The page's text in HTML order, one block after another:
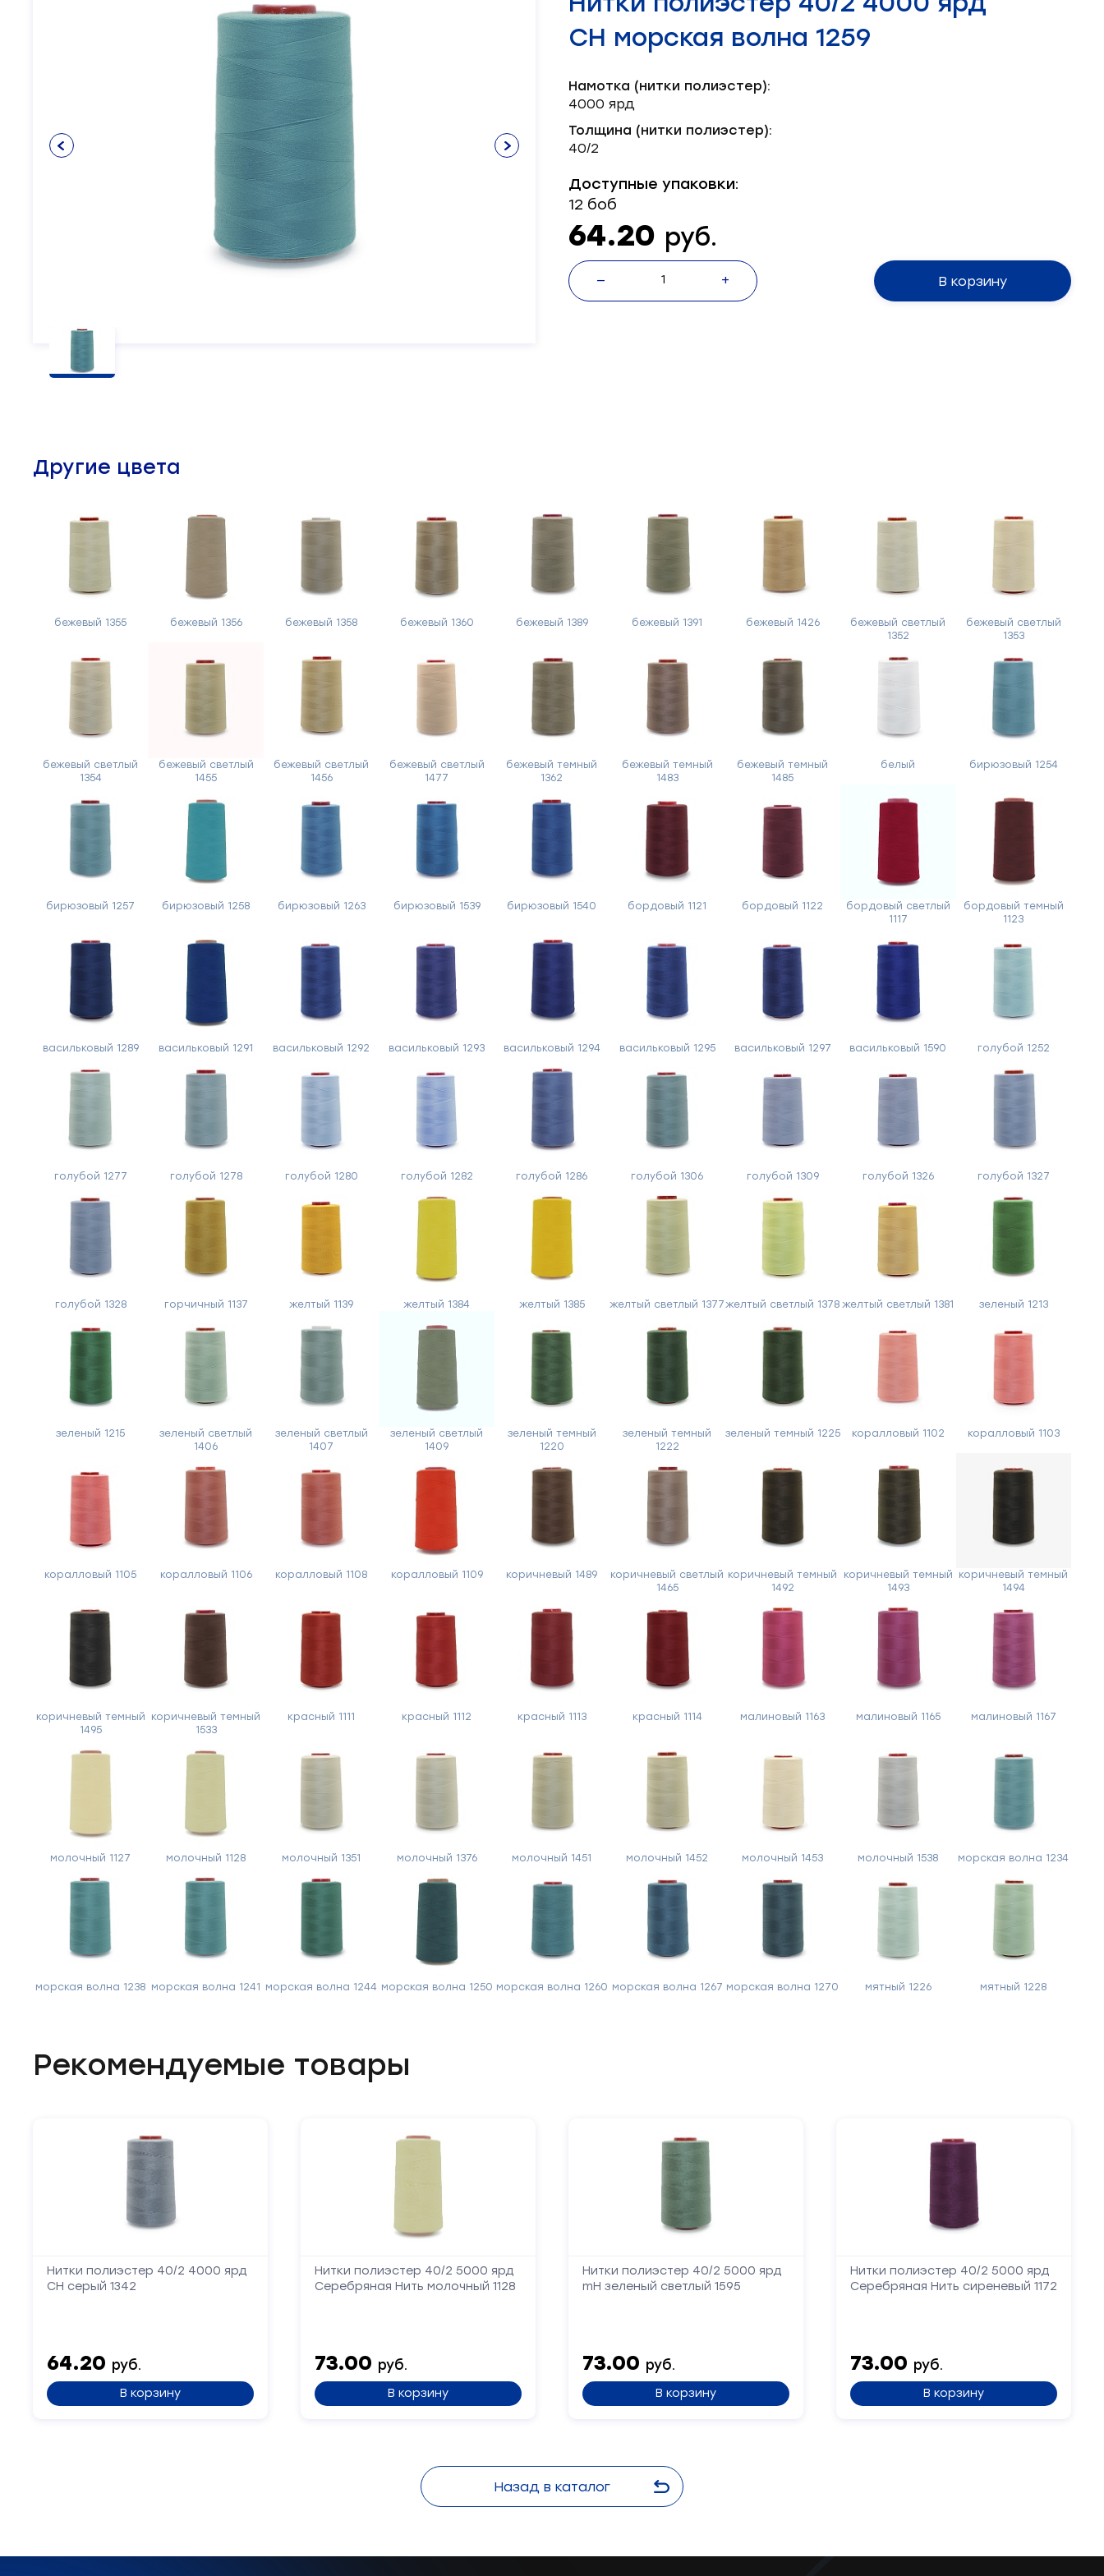
Нитки швейные
Лента декоративная
Паты
Пукля
12
5
Клеевые и прокладочные
5
Косая бейка
6
Прикладные материалы
Утеплители и наполнители
Запчасти для швейного
Серводвигатель
Смазка
Запчасти: иглы 3
Нетканые материалы
Установочное оборудование
СН морская волна 1259
Намотка (нитки полиэстер):
4000 ярд
Толщина (нитки полиэстер):
40/2
Доступные упаковки:
12 боб
64.20 руб.
— + В корзину
Другие цвета
бежевый 1355 бежевый 1356 бежевый 1358 бежевый 1360 бежевый 1389 бежевый 1391 бежевый 1426
бежевый светлый
1352
бежевый светлый
1353
бежевый светлый
1354
бежевый светлый
1455
бежевый светлый
1456
бежевый светлый
1477
бежевый темный
1362
бежевый темный
1483
бежевый темный
1485
белый бирюзовый 1254
бирюзовый 1257 бирюзовый 1258 бирюзовый 1263 бирюзовый 1539 бирюзовый 1540 бордовый 1121 бордовый 1122
бордовый светлый
1117
бордовый темный
1123
васильковый 1289 васильковый 1291 васильковый 1292 васильковый 1293 васильковый 1294 васильковый 1295 васильковый 1297 васильковый 1590 голубой 1252
голубой 1277 голубой 1278 голубой 1280 голубой 1282 голубой 1286 голубой 1306 голубой 1309 голубой 1326 голубой 1327
голубой 1328 горчичный 1137 желтый 1139 желтый 1384 желтый 1385 желтый светлый 1377желтый светлый 1378 желтый светлый 1381 зеленый 1213
зеленый 1215
зеленый светлый
1406
зеленый светлый
1407
зеленый светлый
1409
зеленый темный
1220
зеленый темный
1222
зеленый темный 1225 коралловый 1102 коралловый 1103
коралловый 1105 коралловый 1106 коралловый 1108 коралловый 1109 коричневый 1489
коричневый светлый
1465
коричневый темный
1492
коричневый темный
1493
коричневый темный
1494
коричневый темный
1495
коричневый темный
1533
красный 1111 красный 1112 красный 1113 красный 1114 малиновый 1163 малиновый 1165 малиновый 1167
молочный 1127 молочный 1128 молочный 1351 молочный 1376 молочный 1451 молочный 1452 молочный 1453 молочный 1538 морская волна 1234
морская волна 1238 морская волна 1241 морская волна 1244 морская волна 1250 морская волна 1260 морская волна 1267 морская волна 1270 мятный 1226 мятный 1228
Рекомендуемые товары
Нитки полиэстер 40/2 4000 ярд
СН серый 1342
64.20 руб.
В корзину
Нитки полиэстер 40/2 5000 ярд
Серебряная Нить молочный 1128
73.00 руб.
В корзину
Нитки полиэстер 40/2 5000 ярд
mH зеленый светлый 1595
73.00 руб.
В корзину
Нитки полиэстер 40/2 5000 ярд
Серебряная Нить сиреневый 1172
73.00 руб.
В корзину
Назад в каталог
Форма
обратной
связи
Заполните
форму,
и
Ваше
имя
Сообщение
Отправить